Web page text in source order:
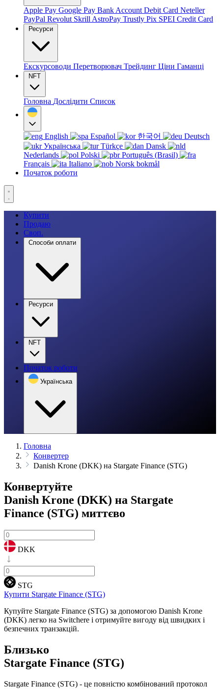
Apple Pay Google Pay Bank Account Debit Card Neteller
PayPal Revolut Skrill AstroPay Trustly Pix SPEI Credit Card
Ресурси
Екскурсоводи Перетворювач Трейдинг Ціни Гаманці
NFT
Головна Дослідити Список
English Español 한국어
Deutsch
Українська
Türkçe
Dansk
Nederlands
Polski
Português (Brasil)
Français
Italiano
Norsk bokmål
Початок роботи
Купити
Продаю
Своп.
Способи оплати
Ресурси
NFT
Початок роботи
Українська
Головна
Конвертер
Danish Krone (DKK) на Stargate Finance (STG)
Конвертуйте
Danish Krone (DKK) на Stargate
Finance (STG) миттєво
DKK
STG
Купити Stargate Finance (STG)
Купуйте Stargate Finance (STG) за допомогою Danish Krone
(DKK) легко на Switchere і отримуйте вигоду від швидких і
безпечних транзакцій.
Близько
Stargate Finance (STG)
Stargate Finance (STG) - це повністю комбінований протокол